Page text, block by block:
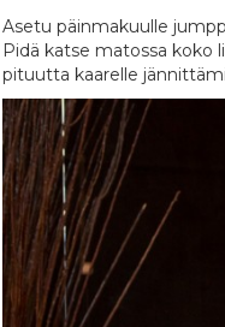
Asetu päinmakuulle
Pidä katse matossa koko
pituutta kaarelle